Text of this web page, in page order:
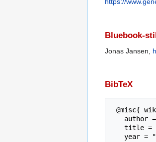
Bluebook-
Jonas Jansen,
BibTeX